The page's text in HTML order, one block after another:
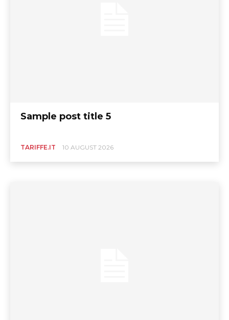
Sample post title 5
TARIFFE.IT 10 AUGUST 2026